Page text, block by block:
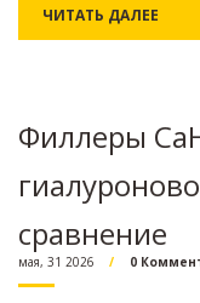
ЧИТАТЬ ДАЛЕЕ
Филлеры
сравнение
мая, 31 2026 0